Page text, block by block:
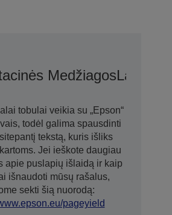
Medžiagos
tobulai veikia su „Epson“
todėl galima spausdinti
tekstą, kuris išliks
Jei ieškote daugiau
apie puslapių išlaidą ir kaip
išnaudoti mūsų rašalus,
sekti šią nuorodą:
pageyield